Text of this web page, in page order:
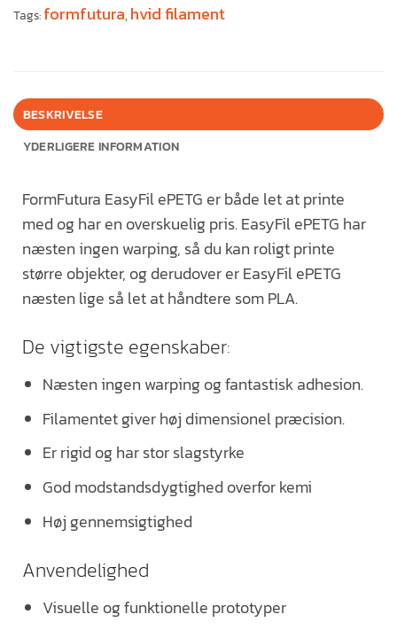
Tags:formfutura, hvid filament
BESKRIVELSE
YDERLIGERE INFORMATION
FormFutura EasyFil ePETG er både let at printe
med og har en overskuelig pris. EasyFil ePETG har
næsten ingen warping, så du kan roligt printe
større objekter, og derudover er EasyFil ePETG
næsten lige så let at håndtere som PLA.
De vigtigste egenskaber:
Næsten ingen warping og fantastisk adhesion.
Filamentet giver høj dimensionel præcision.
Er rigid og har stor slagstyrke
God modstandsdygtighed overfor kemi
Høj gennemsigtighed
Anvendelighed
Visuelle og funktionelle prototyper